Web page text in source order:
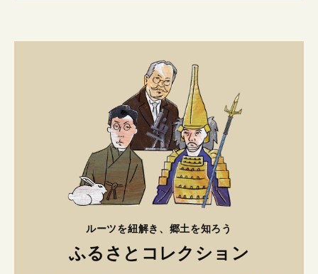
ルーツを紐解き、郷土を知ろう
ふるさとコレクション